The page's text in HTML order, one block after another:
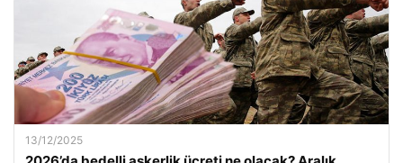
13/12/2025